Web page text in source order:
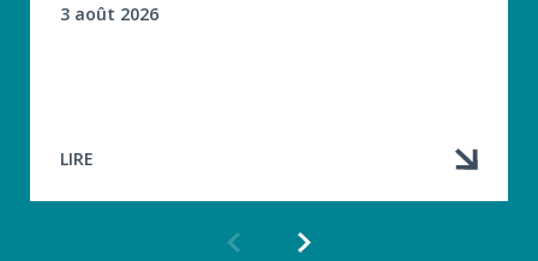
3 août 2026
LIRE